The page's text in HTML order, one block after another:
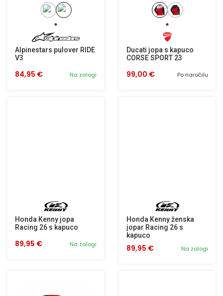
Alpinestars pulover RIDE
V3
Na zalogi
84,95 €
Ducati jopa s kapuco
CORSE SPORT 23
Po naročilu
99,00 €
Honda Kenny jopa
Racing 26 s kapuco
Na zalogi
89,95 €
Honda Kenny ženska
jopar Racing 26 s
kapuco
Na zalogi
89,95 €